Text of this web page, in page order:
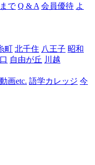
ャ
口
で Q & A 会員優待 よ
町 北千住 八王子 昭和
自由が丘 川越
画etc. 語学カレッジ 今